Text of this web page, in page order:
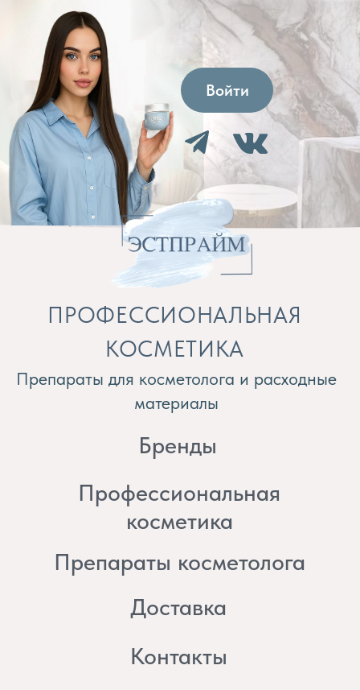
Препараты для косметолога и расходные
материалы
8 (982) 297 07 97
ПРОФЕССИОНАЛЬНАЯ
КОСМЕТИКА
Бренды
Профессиональная
Препараты косметолога
Доставка
8 (982) 277 07 97